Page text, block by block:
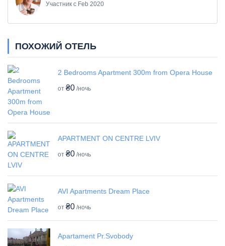
Участник с Feb 2020
ПОХОЖИЙ ОТЕЛЬ
2 Bedrooms Apartment 300m from Opera House
от ₴0 /ночь
APARTMENT ON CENTRE LVIV
от ₴0 /ночь
AVI Apartments Dream Place
от ₴0 /ночь
Apartament Pr.Svobody